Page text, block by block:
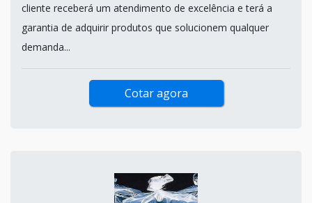
cliente receberá um atendimento de excelência e terá a
garantia de adquirir produtos que solucionem qualquer
demanda...
Cotar agora